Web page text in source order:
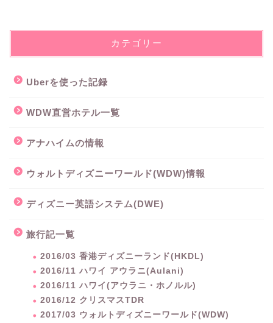
カテゴリー
Uberを使った記録
WDW直営ホテル一覧
アナハイムの情報
ウォルトディズニーワールド(WDW)情報
ディズニー英語システム(DWE)
旅行記一覧
2016/03 香港ディズニーランド(HKDL)
2016/11 ハワイ アウラニ(Aulani)
2016/11 ハワイ(アウラニ・ホノルル)
2016/12 クリスマスTDR
2017/03 ウォルトディズニーワールド(WDW)